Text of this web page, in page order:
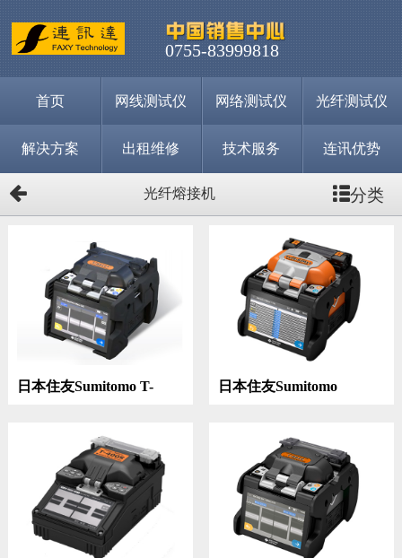
0755-83999818
首页 网线测试仪 网络测试仪 光纤测试仪
解决方案 出租维修 技术服务 连讯优势
光纤熔接机 分类
日本住友Sumitomo T-
日本住友Sumitomo